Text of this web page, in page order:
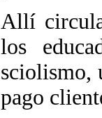
Allí
los
sciolismo,
pago